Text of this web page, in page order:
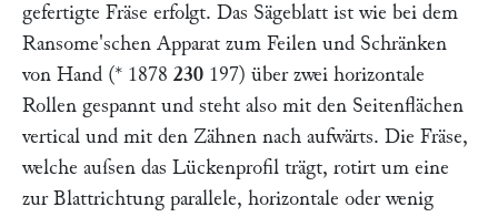
gefertigte Fräse erfolgt. Das Sägeblatt ist wie bei dem
Ransome'schen Apparat zum Feilen und Schränken
von Hand (* 1878 230 197) über zwei horizontale
Rollen gespannt und steht also mit den Seitenflächen
vertical und mit den Zähnen nach aufwärts. Die Fräse,
welche auſsen das Lückenprofil trägt, rotirt um eine
zur Blattrichtung parallele, horizontale oder wenig